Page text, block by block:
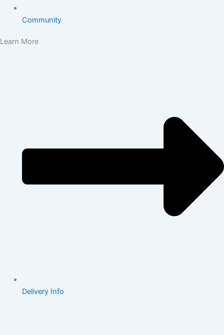
Community
Learn More
Delivery Info